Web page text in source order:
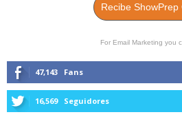
Recibe ShowPrep
For Email Marketing you
47,143 Fans
16,569 Seguidores